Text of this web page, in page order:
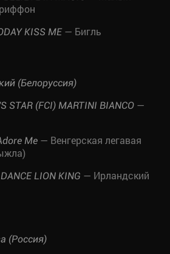
KISS ME — Бигль
(Белоруссия)
STAR (FCI) MARTINI BIANCO —
Me — Венгерская легавая
LION KING — Ирландский
(Россия)